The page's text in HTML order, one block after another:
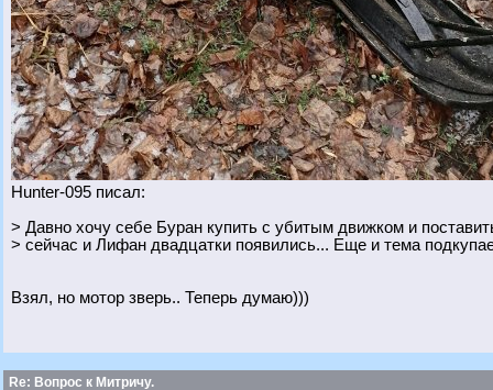
Hunter-095 писал:
> Давно хочу себе Буран купить с убитым движком и
> сейчас и Лифан двадцатки появились... Еще и тема
Взял, но мотор зверь.. Теперь думаю)))
Re: Вопрос к Митричу.